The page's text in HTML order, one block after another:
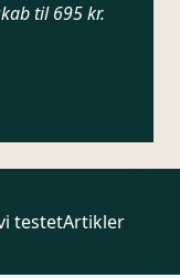
til 695 kr.
testetArtikler